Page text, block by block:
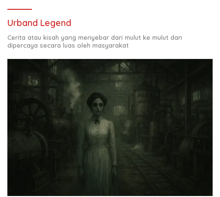
Urband Legend
Cerita atau kisah yang menyebar dari mulut ke mulut dan
dipercaya secara luas oleh masyarakat